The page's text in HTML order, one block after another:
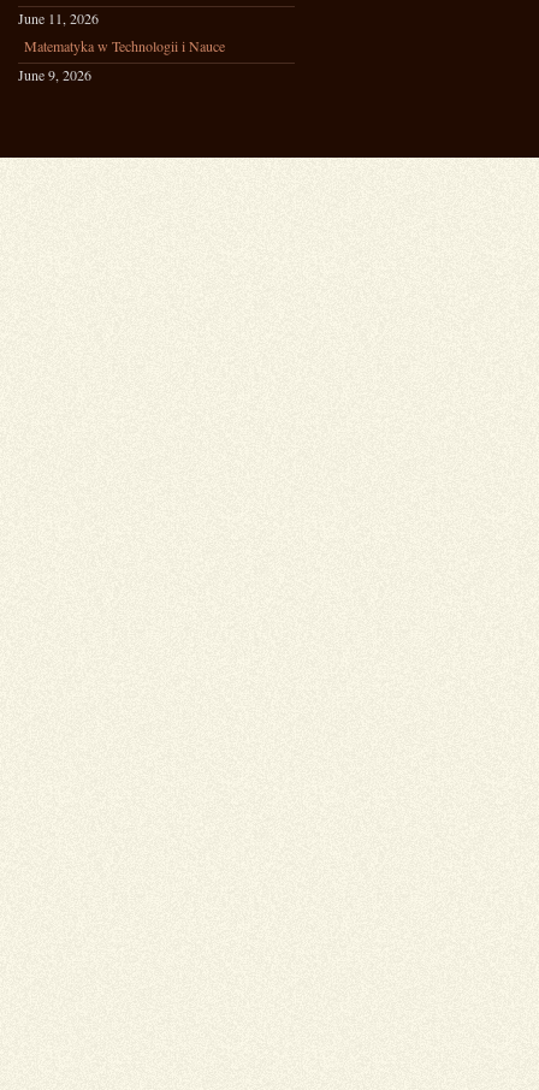
June 11, 2026
Matematyka w Technologii i Nauce
June 9, 2026